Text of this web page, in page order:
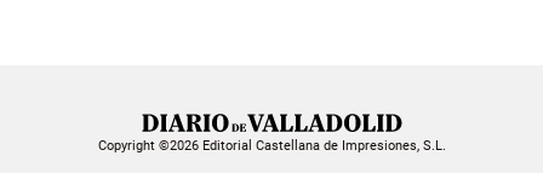
Copyright ©2026 Editorial Castellana de Impresiones, S.L.